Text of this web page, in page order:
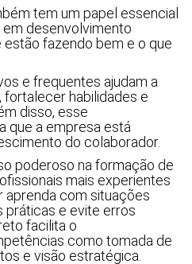
tem um papel essencial
desenvolvimento
fazendo bem e o que
e frequentes ajudam a
habilidades e
disso, esse
que a empresa está
do colaborador.
poderoso na formação de
mais experientes
aprenda com situações
práticas e evite erros
facilita o
como tomada de
e visão estratégica.